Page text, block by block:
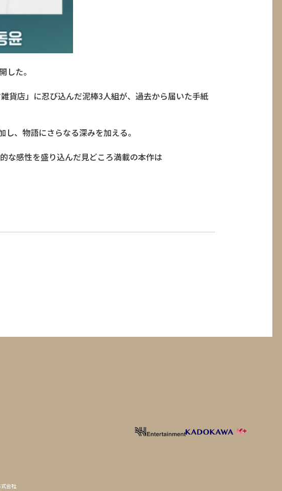
た。
貨店」に忍び込んだ泥棒3人組が、過去から届いた手紙
、物語にさらなる深みを加える。
な感性を盛り込んだ見どころ満載の本作は
会社